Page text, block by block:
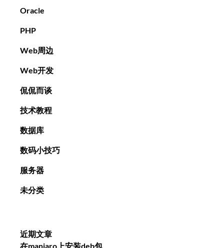
Oracle
PHP
Web周边
Web开发
侃侃而谈
技术教程
数据库
数码小技巧
服务器
未分类
近期文章
在manjaro上安装deb包